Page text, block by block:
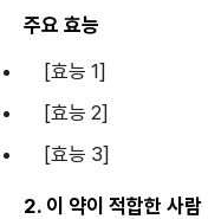
주요 효능
[효능 1]
[효능 2]
[효능 3]
2. 이 약이 적합한 사람